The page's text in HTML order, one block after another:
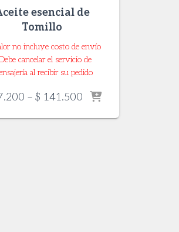
esencial de
Tomillo
no incluye costo de envío
cancelar el servicio de
al recibir su pedido
– $ 141.500Price
$ 27.200